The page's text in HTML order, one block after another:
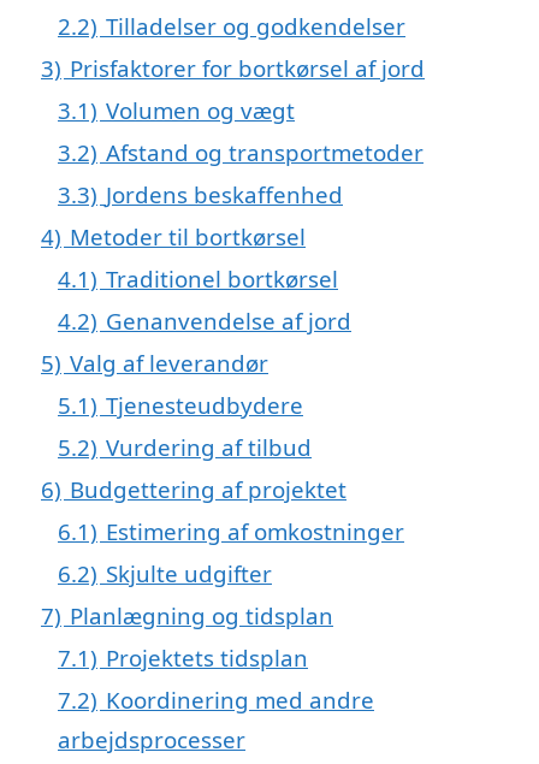
2.2) Tilladelser og godkendelser
3) Prisfaktorer for bortkørsel af jord
3.1) Volumen og vægt
3.2) Afstand og transportmetoder
3.3) Jordens beskaffenhed
4) Metoder til bortkørsel
4.1) Traditionel bortkørsel
4.2) Genanvendelse af jord
5) Valg af leverandør
5.1) Tjenesteudbydere
5.2) Vurdering af tilbud
6) Budgettering af projektet
6.1) Estimering af omkostninger
6.2) Skjulte udgifter
7) Planlægning og tidsplan
7.1) Projektets tidsplan
7.2) Koordinering med andre
arbejdsprocesser